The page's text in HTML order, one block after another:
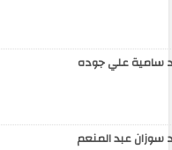
سامية علي جوده
سوزان عبد المنعم